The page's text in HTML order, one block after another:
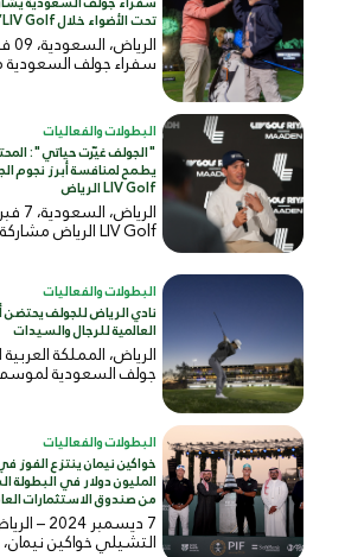
تحت الأضواء خلال LIV Golf” الرياض”
سفراء جولف
البطولات والفعاليات
"الجولف غيّرت حياتي":
يطمح لمنافسة أبرز نجوم
LIV Golf الرياض
LIV Golf الرياض مشاركة بعض من أكب...
البطولات والفعاليات
نادي الرياض للجولف يحتضن
العالمية للرجال والسيدات
الرياض، المملكة
جولف السعودية لموسم
البطولات والفعاليات
خواكين نيمان ينتزع الفوز
المليون دولار في البطولة
من صندوق الاستثمارات
7 ديسمبر
التشيلي خواكين